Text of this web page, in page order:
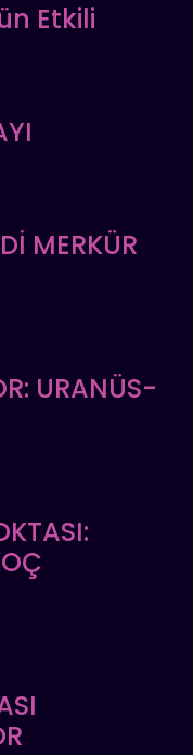
Etkili
MERKÜR
URANÜS-